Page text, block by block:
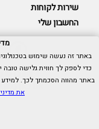
שירות לקוחות
החשבון שלי
Cubica © כל הזכויות שמורות.
אנו כאן
כדי לספק לך חווית גלישה טובה
באתר מהווה הסכמתך לכך.
את